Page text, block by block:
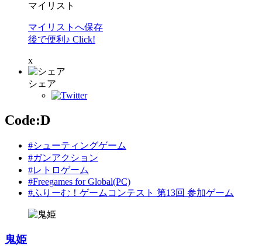
マイリスト
マイリストへ保存
後で便利♪ Click!
x
シェア
Code:D
#シューティングゲーム
#ガンアクション
#レトロゲーム
#Freegames for Global(PC)
#ふりーむ！ゲームコンテスト 第13回 参加ゲーム
鬼姫